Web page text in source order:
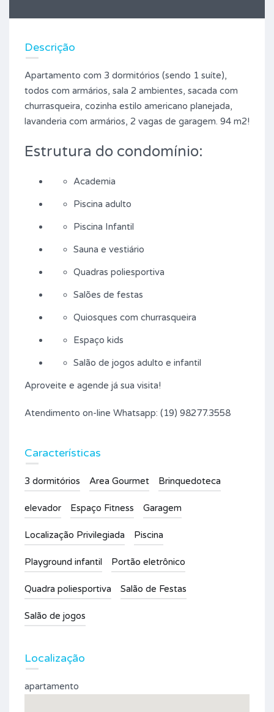
Descrição
Apartamento com 3 dormitórios (sendo 1 suíte),
todos com armários, sala 2 ambientes, sacada com
churrasqueira, cozinha estilo americano planejada,
lavanderia com armários, 2 vagas de garagem. 94 m2!
Estrutura do condomínio:
Academia
Piscina adulto
Piscina Infantil
Sauna e vestiário
Quadras poliesportiva
Salões de festas
Quiosques com churrasqueira
Espaço kids
Salão de jogos adulto e infantil
Aproveite e agende já sua visita!
Atendimento on-line Whatsapp: (19) 98277.3558
Características
3 dormitórios Area Gourmet Brinquedoteca
elevador Espaço Fitness Garagem
Localização Privilegiada Piscina
Playground infantil Portão eletrônico
Quadra poliesportiva Salão de Festas
Salão de jogos
Localização
apartamento